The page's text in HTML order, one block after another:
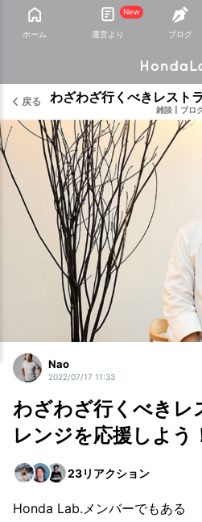
ホーム
New
運営より ブログ
戻る
雑談 ブロ
Nao
2022/07/17 11:33
わざわざ行くべきレ
レンジを応援しよう
23リアクション
Honda Lab.メンバーでもある